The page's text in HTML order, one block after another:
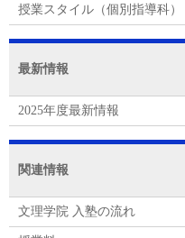
授業スタイル（個別指導科）
最新情報
2025年度最新情報
関連情報
文理学院 入塾の流れ